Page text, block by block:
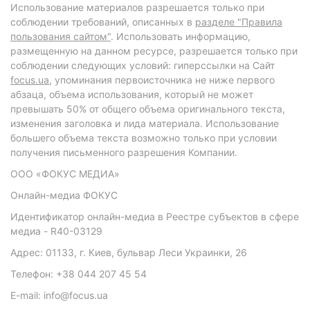
Использование материалов разрешается только при
соблюдении требований, описанных в разделе "Правила
пользования сайтом". Использовать информацию,
размещенную на данном ресурсе, разрешается только при
соблюдении следующих условий: гиперссылки на Сайт
focus.ua, упоминания первоисточника не ниже первого
абзаца, объема использования, который не может
превышать 50% от общего объема оригинального текста,
изменения заголовка и лида материала. Использование
большего объема текста возможно только при условии
получения письменного разрешения Компании.
ООО «ФОКУС МЕДИА»
Онлайн-медиа ФОКУС
Идентификатор онлайн-медиа в Реестре субъектов в сфере
медиа - R40-03129
Адрес: 01133, г. Киев, бульвар Леси Украинки, 26
Телефон: +38 044 207 45 54
E-mail: info@focus.ua